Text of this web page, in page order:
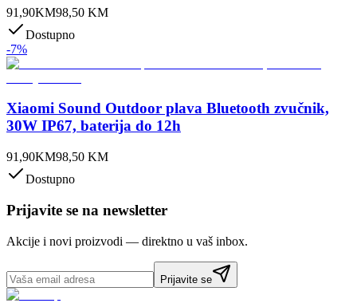
91,90KM98,50 KM
Dostupno
-7%
Xiaomi Sound Outdoor plava Bluetooth zvučnik,
30W IP67, baterija do 12h
91,90KM98,50 KM
Dostupno
Prijavite se na newsletter
Akcije i novi proizvodi — direktno u vaš inbox.
Prijavite se